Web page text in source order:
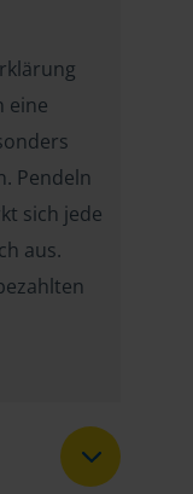
eine
Pendeln
sich jede
aus.